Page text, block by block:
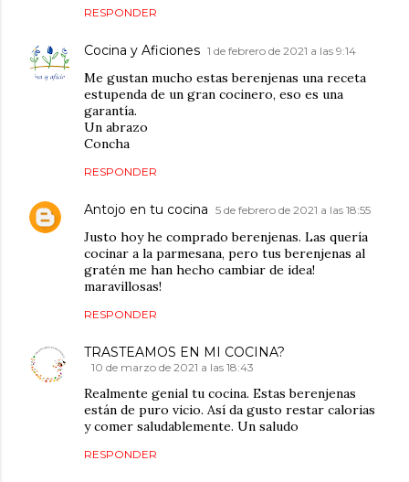
RESPONDER
Cocina y Aficiones 1 de febrero de 2021 a las 9:14
Me gustan mucho estas berenjenas una receta
estupenda de un gran cocinero, eso es una
garantía.
Un abrazo
Concha
RESPONDER
Antojo en tu cocina 5 de febrero de 2021 a las 18:55
Justo hoy he comprado berenjenas. Las quería
cocinar a la parmesana, pero tus berenjenas al
gratén me han hecho cambiar de idea!
maravillosas!
RESPONDER
TRASTEAMOS EN MI COCINA?
10 de marzo de 2021 a las 18:43
Realmente genial tu cocina. Estas berenjenas
están de puro vicio. Así da gusto restar calorias
y comer saludablemente. Un saludo
RESPONDER